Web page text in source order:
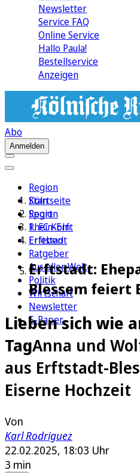
Newsletter
Service FAQ
Online Service
Hallo Paula!
Bestellservice
Anzeigen
Abo
Anmelden
Region
Köln
Sport
1. FC Köln
Erleben
Ratgeber
Aus aller Welt
Politik
Wirtschaft
Newsletter
E-Paper
Startseite
Region
Rhein-Erft
Erftstadt
Erftstadt:
Blessem feiert
Lieben sich wie
TagAnna und
aus Erftstadt-
Eiserne Hochzeit
Von
Karl Rodriguez
22.02.2025, 18:03 Uhr
3 min